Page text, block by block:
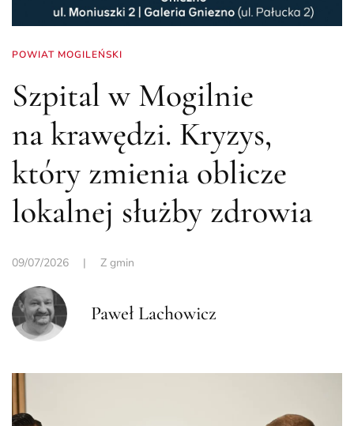
POWIAT MOGILEŃSKI
Szpital w Mogilnie
na krawędzi. Kryzys,
który zmienia oblicze
lokalnej służby zdrowia
09/07/2026 | Z gmin
Paweł Lachowicz